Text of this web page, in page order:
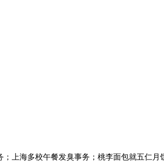
海多校午餐发臭事务；桃李面包就五仁月